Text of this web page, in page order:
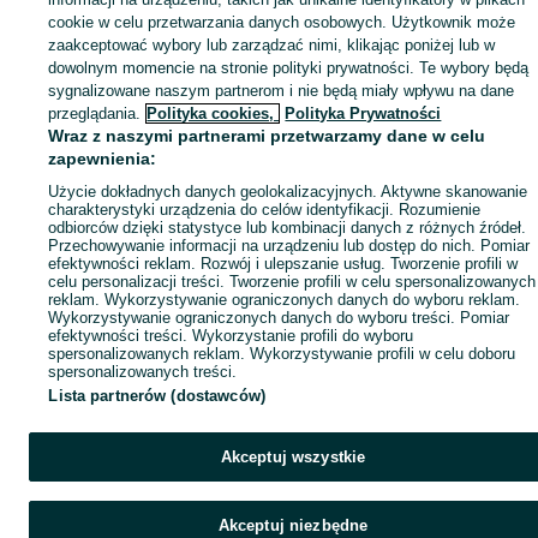
cookie w celu przetwarzania danych osobowych. Użytkownik może
zaakceptować wybory lub zarządzać nimi, klikając poniżej lub w
dowolnym momencie na stronie polityki prywatności. Te wybory będą
sygnalizowane naszym partnerom i nie będą miały wpływu na dane
przeglądania. Polityka cookies, Polityka Prywatności
Wraz z naszymi partnerami przetwarzamy dane w celu
zapewnienia:
Użycie dokładnych danych geolokalizacyjnych. Aktywne skanowanie
charakterystyki urządzenia do celów identyfikacji. Rozumienie
odbiorców dzięki statystyce lub kombinacji danych z różnych źródeł.
Przechowywanie informacji na urządzeniu lub dostęp do nich. Pomiar
efektywności reklam. Rozwój i ulepszanie usług. Tworzenie profili w
celu personalizacji treści. Tworzenie profili w celu spersonalizowanych
reklam. Wykorzystywanie ograniczonych danych do wyboru reklam.
Wykorzystywanie ograniczonych danych do wyboru treści. Pomiar
efektywności treści. Wykorzystanie profili do wyboru
spersonalizowanych reklam. Wykorzystywanie profili w celu doboru
spersonalizowanych treści.
Lista partnerów (dostawców)
Akceptuj wszystkie
Akceptuj niezbędne